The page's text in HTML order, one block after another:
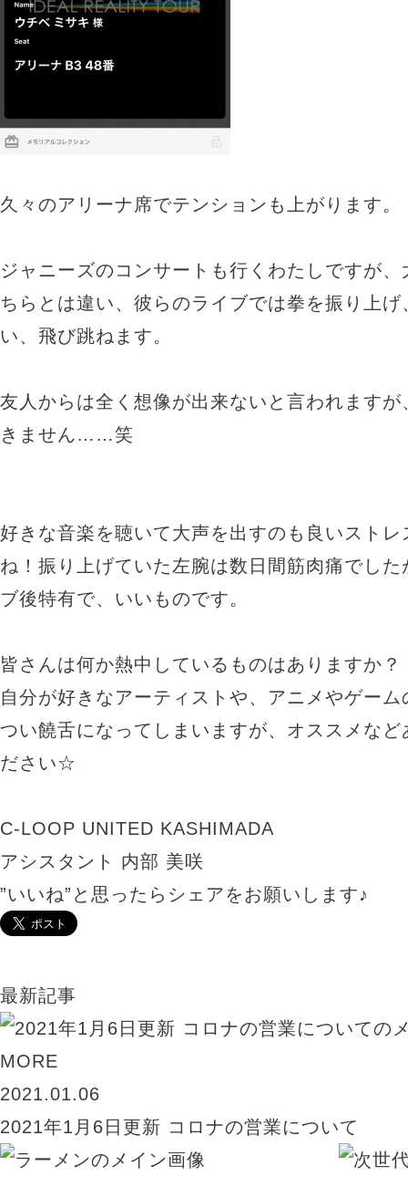
久々のアリーナ席でテンションも上がります。
ジャニーズのコンサートも行くわたしですが
ちらとは違い、彼らのライブでは拳を振り上
い、飛び跳ねます。
友人からは全く想像が出来ないと言われます
きません……笑
好きな音楽を聴いて大声を出すのも良いスト
ね！振り上げていた左腕は数日間筋肉痛でし
ブ後特有で、いいものです。
皆さんは何か熱中しているものはありますか？
自分が好きなアーティストや、アニメやゲー
つい饒舌になってしまいますが、オススメな
ださい☆
C-LOOP UNITED KASHIMADA
アシスタント 内部 美咲
”いいね”と思ったらシェアをお願いします♪
最新記事
MORE
2021.01.06
2021年1月6日更新 コロナの営業について